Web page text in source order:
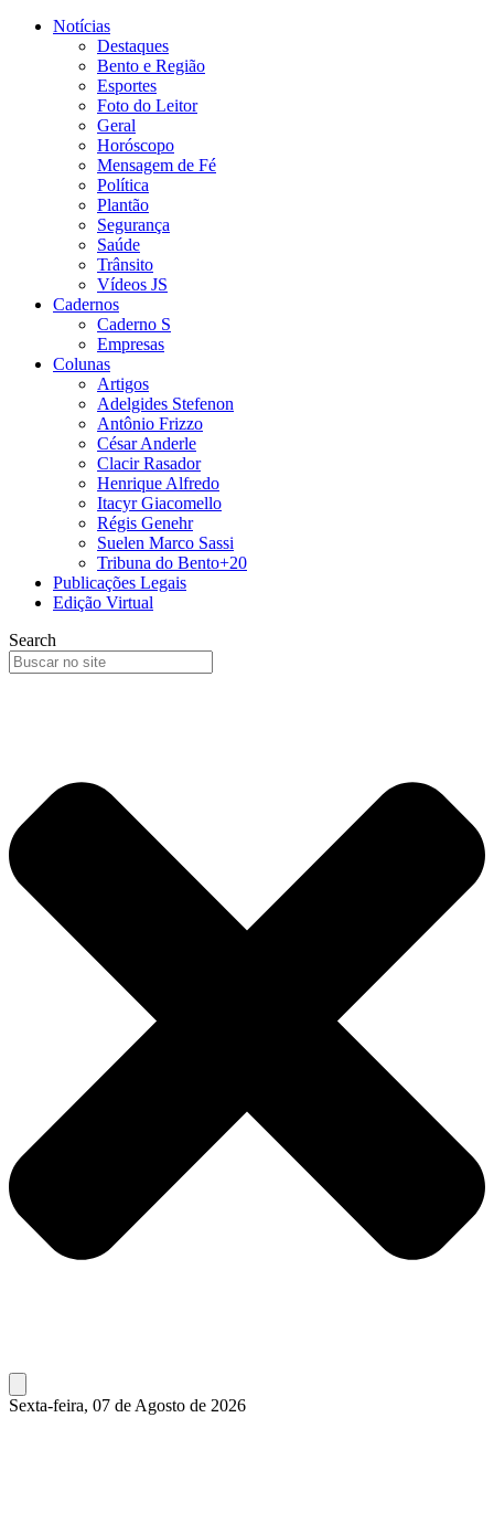
Notícias
Destaques
Bento e Região
Esportes
Foto do Leitor
Geral
Horóscopo
Mensagem de Fé
Política
Plantão
Segurança
Saúde
Trânsito
Vídeos JS
Cadernos
Caderno S
Empresas
Colunas
Artigos
Adelgides Stefenon
Antônio Frizzo
César Anderle
Clacir Rasador
Henrique Alfredo
Itacyr Giacomello
Régis Genehr
Suelen Marco Sassi
Tribuna do Bento+20
Publicações Legais
Edição Virtual
Search
Sexta-feira, 07 de Agosto de 2026